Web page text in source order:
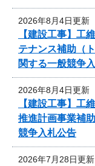
2026年8月4日更新
【建設工事】
テナンス補助（
関する一般競争
2026年8月4日更新
【建設工事】
推進計画事業補
競争入札公告
2026年7月28日更新